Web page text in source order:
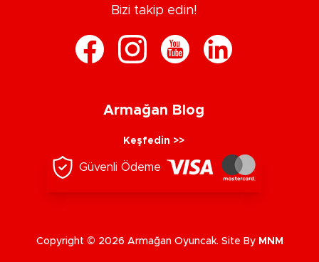
Bizi takip edin!
Armağan Blog
Keşfedin >>
Güvenli Ödeme
Copyright © 2026 Armağan Oyuncak. Site By MNM